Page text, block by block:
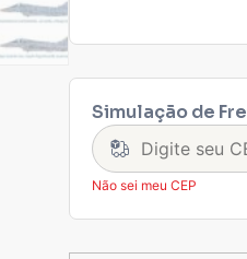
Simulação de
Não sei meu CEP